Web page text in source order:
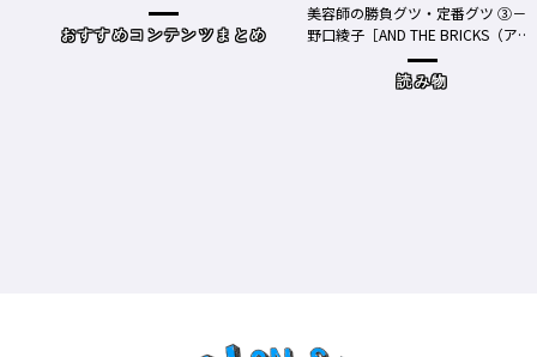
おすすめコンテンツまとめ
美容師の勝負グツ・定番グツ ③－
野口綾子［AND THE BRICKS（アン
ドザブリックス）／神奈川県鎌倉